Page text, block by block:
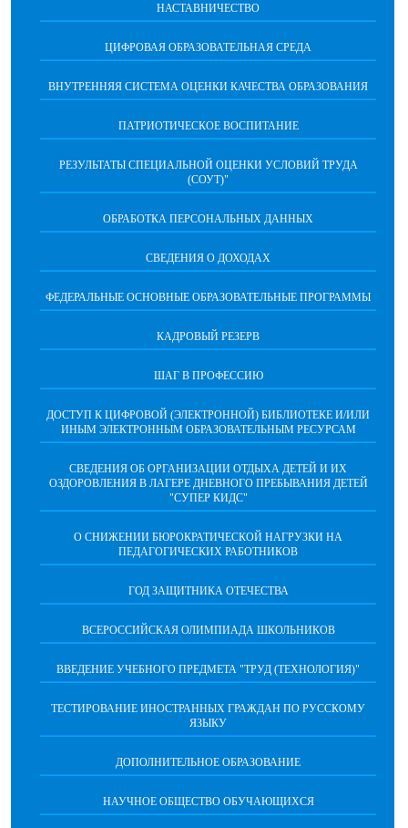
НАСТАВНИЧЕСТВО
ЦИФРОВАЯ ОБРАЗОВАТЕЛЬНАЯ СРЕДА
ВНУТРЕННЯЯ СИСТЕМА ОЦЕНКИ КАЧЕСТВА ОБРАЗОВАНИЯ
ПАТРИОТИЧЕСКОЕ ВОСПИТАНИЕ
РЕЗУЛЬТАТЫ СПЕЦИАЛЬНОЙ ОЦЕНКИ УСЛОВИЙ ТРУДА
(СОУТ)"
ОБРАБОТКА ПЕРСОНАЛЬНЫХ ДАННЫХ
СВЕДЕНИЯ О ДОХОДАХ
ФЕДЕРАЛЬНЫЕ ОСНОВНЫЕ ОБРАЗОВАТЕЛЬНЫЕ ПРОГРАММЫ
КАДРОВЫЙ РЕЗЕРВ
ШАГ В ПРОФЕССИЮ
ДОСТУП К ЦИФРОВОЙ (ЭЛЕКТРОННОЙ) БИБЛИОТЕКЕ И/ИЛИ
ИНЫМ ЭЛЕКТРОННЫМ ОБРАЗОВАТЕЛЬНЫМ РЕСУРСАМ
СВЕДЕНИЯ ОБ ОРГАНИЗАЦИИ ОТДЫХА ДЕТЕЙ И ИХ
ОЗДОРОВЛЕНИЯ В ЛАГЕРЕ ДНЕВНОГО ПРЕБЫВАНИЯ ДЕТЕЙ
"СУПЕР КИДС"
О СНИЖЕНИИ БЮРОКРАТИЧЕСКОЙ НАГРУЗКИ НА
ПЕДАГОГИЧЕСКИХ РАБОТНИКОВ
ГОД ЗАЩИТНИКА ОТЕЧЕСТВА
ВСЕРОССИЙСКАЯ ОЛИМПИАДА ШКОЛЬНИКОВ
ВВЕДЕНИЕ УЧЕБНОГО ПРЕДМЕТА "ТРУД (ТЕХНОЛОГИЯ)"
ТЕСТИРОВАНИЕ ИНОСТРАННЫХ ГРАЖДАН ПО РУССКОМУ
ЯЗЫКУ
ДОПОЛНИТЕЛЬНОЕ ОБРАЗОВАНИЕ
НАУЧНОЕ ОБЩЕСТВО ОБУЧАЮЩИХСЯ